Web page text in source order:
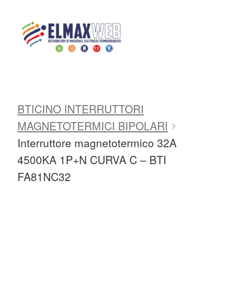
Shop Online
Chi siamo
Preventivo Impianto Elettrico
Home Shop
BTICINO INTERRUTTORI
MAGNETOTERMICI BIPOLARI
Interruttore magnetotermico 32A
4500KA 1P+N CURVA C – BTI
FA81NC32